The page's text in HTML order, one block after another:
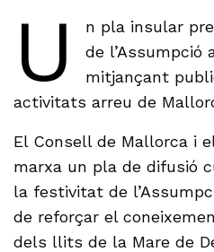
U
n pla insular
de l’Assumpció
mitjançant
activitats arreu de
El Consell de Mallorca i
marxa un pla de difusió
la festivitat de
de reforçar el
dels llits de la Mare de